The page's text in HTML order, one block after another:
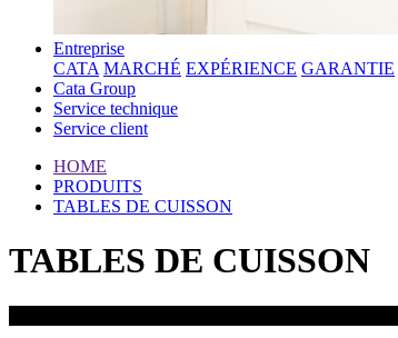
Entreprise
CATA MARCHÉ EXPÉRIENCE GARANTIE
Cata Group
Service technique
Service client
HOME
PRODUITS
TABLES DE CUISSON
TABLES DE CUISSON